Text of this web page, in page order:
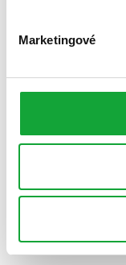
Marketingové